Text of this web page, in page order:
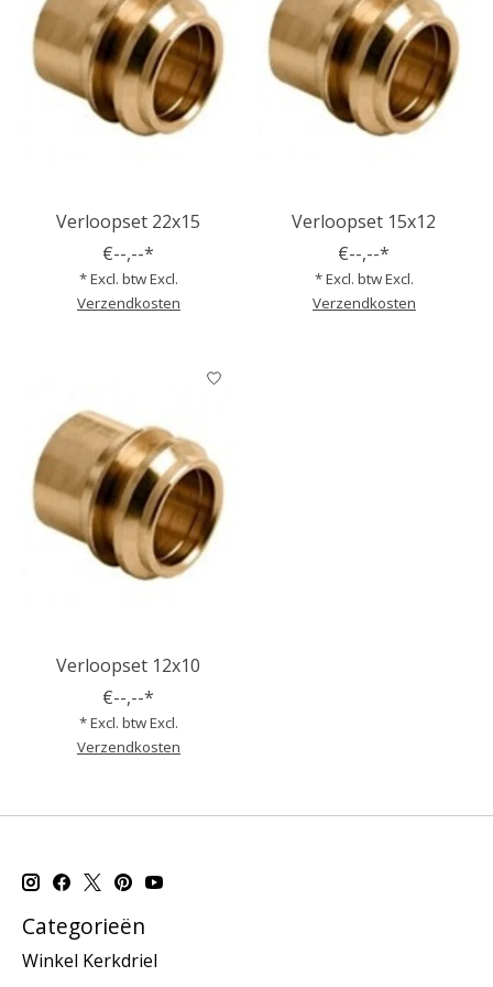
Verloopset 22x15
€--,--*
* Excl. btw Excl.
Verzendkosten
Verloopset 15x12
€--,--*
* Excl. btw Excl.
Verzendkosten
Verloopset 12x10
€--,--*
* Excl. btw Excl.
Verzendkosten
Categorieën
Winkel Kerkdriel